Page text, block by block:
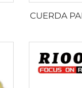
CUERDA